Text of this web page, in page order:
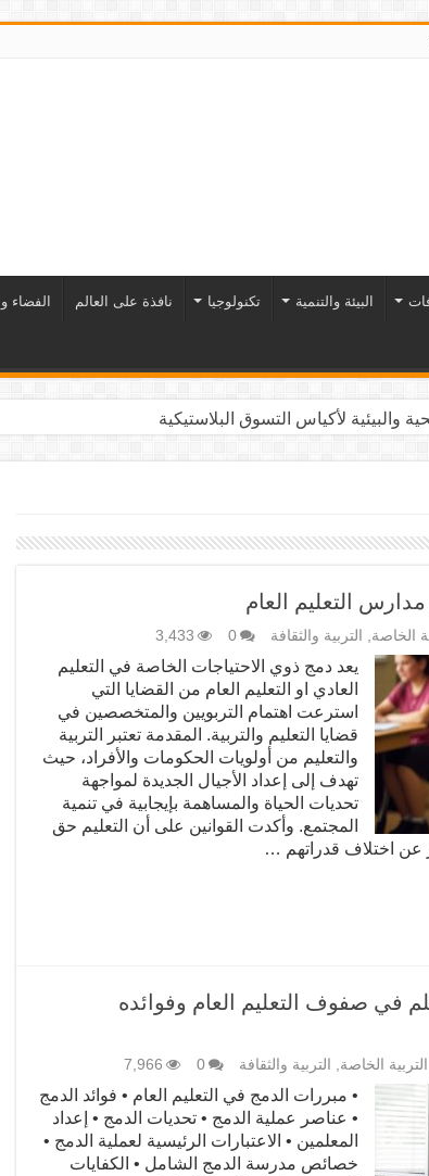
البيئة والتنمية تكنولوجيا نافذة على العالم الفضاء
والبيئية لأكياس التسوق البلاستيكية
التعليم العام
الخاصة, التربية والثقافة 0
3,433
يعد دمج ذوي الاحتياجات الخاصة في التعليم
العادي او التعليم العام من القضايا التي
استرعت اهتمام التربويين والمتخصصين في
قضايا التعليم والتربية. المقدمة تعتبر التربية
والتعليم من أولويات الحكومات والأفراد، حيث
تهدف إلى إعداد الأجيال الجديدة لمواجهة
تحديات الحياة والمساهمة بإيجابية في تنمية
المجتمع. وأكدت القوانين على أن التعليم حق
اختلاف قدراتهم …
في صفوف التعليم العام وفوائده
التربية الخاصة, التربية والثقافة 0
7,966
• مبررات الدمج في التعليم العام • فوائد الدمج
• عناصر عملية الدمج • تحديات الدمج • إعداد
المعلمين • الاعتبارات الرئيسية لعملية الدمج •
خصائص مدرسة الدمج الشامل • الكفايات